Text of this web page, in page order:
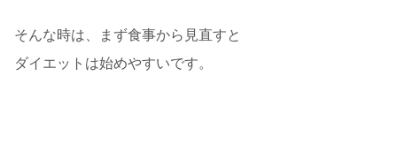
そんな時は、まず食事から見直すと
ダイエットは始めやすいです。